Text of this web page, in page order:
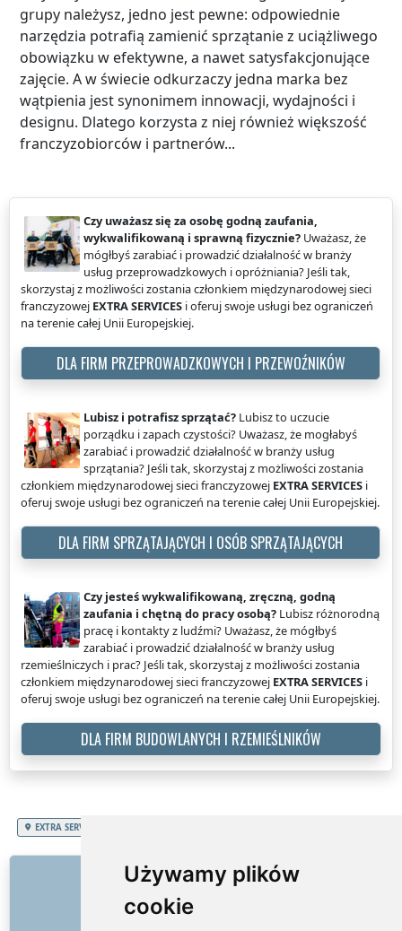
Używamy plików
cookie
grupy należysz, jedno jest pewne: odpowiednie
narzędzia potrafią zamienić sprzątanie z uciążliwego
obowiązku w efektywne, a nawet satysfakcjonujące
zajęcie. A w świecie odkurzaczy jedna marka bez
wątpienia jest synonimem innowacji, wydajności i
designu. Dlatego korzysta z niej również większość
franczyzobiorców i partnerów...
Czy uważasz się za osobę godną zaufania,
wykwalifikowaną i sprawną fizycznie? Uważasz, że
mógłbyś zarabiać i prowadzić działalność w branży
usług przeprowadzkowych i opróżniania? Jeśli tak,
skorzystaj z możliwości zostania członkiem międzynarodowej sieci
franczyzowej EXTRA SERVICES i oferuj swoje usługi bez ograniczeń
na terenie całej Unii Europejskiej.
DLA FIRM PRZEPROWADZKOWYCH I PRZEWOŹNIKÓW
Lubisz i potrafisz sprzątać? Lubisz to uczucie
porządku i zapach czystości? Uważasz, że mogłabyś
zarabiać i prowadzić działalność w branży usług
sprzątania? Jeśli tak, skorzystaj z możliwości zostania
członkiem międzynarodowej sieci franczyzowej EXTRA SERVICES i
oferuj swoje usługi bez ograniczeń na terenie całej Unii Europejskiej.
DLA FIRM SPRZĄTAJĄCYCH I OSÓB SPRZĄTAJĄCYCH
Czy jesteś wykwalifikowaną, zręczną, godną
zaufania i chętną do pracy osobą? Lubisz różnorodną
pracę i kontakty z ludźmi? Uważasz, że mógłbyś
zarabiać i prowadzić działalność w branży usług
rzemieślniczych i prac? Jeśli tak, skorzystaj z możliwości zostania
członkiem międzynarodowej sieci franczyzowej EXTRA SERVICES i
oferuj swoje usługi bez ograniczeń na terenie całej Unii Europejskiej.
DLA FIRM BUDOWLANYCH I RZEMIEŚLNIKÓW
EXTRA SERVICES
LINKI
O nas